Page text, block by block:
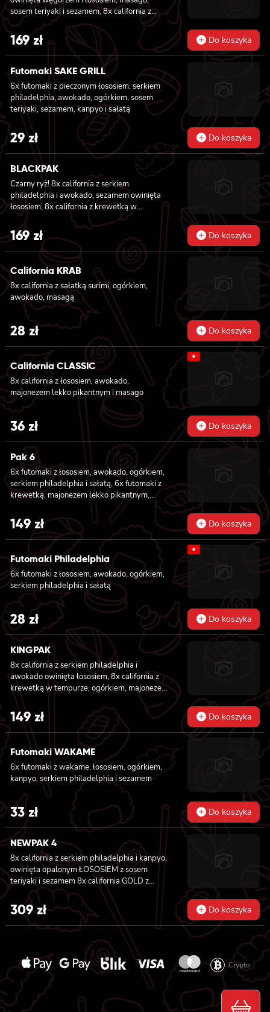
sosem teriyaki i sezamem, 8x california z
serkiem philadelphia i kanpyo, owinięta
opalonym łososiem, sosem teriyaki,
sezamem, 8x california z serkiem
philadelphia i awokado owinięta łososiem, 6x
futomaki z krewetką w tempurze, ogórkiem,
sałatą i majonezem lekko pikantnym, 6x
futomaki z łososiem, awokado, ogórkiem,
serkiem philadelphia i sałatą, sezamem, 6x
futomaki z pieczonym łososiem, serkiem
philadelphia, awokado, ogórkiem, kanpyo,
sałatą, sosem teriyaki i sezamem
169zł Do koszyka
Futomaki SAKE GRILL
6x futomaki z pieczonym łososiem, serkiem
philadelphia, awokado, ogórkiem, sosem
teriyaki, sezamem, kanpyo i sałatą
29zł Do koszyka
BLACKPAK
Czarny ryż! 8x california z serkiem
philadelphia i awokado, sezamem owinięta
łososiem, 8x california z krewetką w
tempurze, ogórkiem i majonezem lekko
pikantnym, masago i sezamem owinięta
łososiem, 12x futomaki z łososiem
pieczonym, serkiem philadelphia, sosem
teriyaki, sezamem, awokado, ogórkiem i
kanpyo 8x california z łososiem i awokado,
serkiem philadelphia, masago, sezam, 8x
hosomaki z łososiem
169 zł Do koszyka
California KRAB
8x california z sałatką surimi, ogórkiem,
awokado, masagą
28 zł Do koszyka
California CLASSIC
8x california z łososiem, awokado,
majonezem lekko pikantnym i masago
★
36 zł Do koszyka
Pak 6
6x futomaki z łososiem, awokado, ogórkiem,
serkiem philadelphia i sałatą, 6x futomaki z
krewetką, majonezem lekko pikantnym,
ogórkiem i sałatą, 6x futomaki z tatarem z
łososia lekko pikantnym, ogórkiem, awokado,
kanpyo, sałatą, masago, szczepiorek, sezam,
8x hosomaki z łososiem, 8x california z
krewetką w tempurze, majonezem lekko
pikantnym, ogórkiem, sezamem i masago, 8x
california z łososiem, ogórkiem, serkiem
philadelphia, awokado i masago
149 zł Do koszyka
Futomaki Philadelphia
6x futomaki z łososiem, awokado, ogórkiem,
serkiem philadelphia i sałatą
★
28zł Do koszyka
KINGPAK
8x california z serkiem philadelphia i
awokado owinięta łososiem, 8x california z
krewetką w tempurze, ogórkiem, majonezem
lekko pikantnym, sezam i masago owinięta
łososiem, 8x california z łososiem, serkiem
philadelphia, ogórkiem, majonezem lekko
pikantnym i sezamem owinięta krewetką, 8x
california z krewetką w tempurze, ogórkiem,
majonezem lekko pikantnym, sosem teriyaki i
sezamem owinięta węgorzem i awokado
149 zł Do koszyka
Futomaki WAKAME
6x futomaki z wakame, łososiem, ogórkiem,
kanpyo, serkiem philadelphia i sezamem
33zł Do koszyka
NEWPAK 4
8x california z serkiem philadelphia i kanpyo,
owinięta opalonym ŁOSOSIEM z sosem
teriyaki i sezamem 8x california GOLD z
krewetką w tempurze, ogórkiem i
majonezem lekko pikantnym, sosem teriyaki i
sezamem owinięta WĘGORZEM 8x california
GOLD z krewetką w tempurze, ogórkiem i
majonezem lekko pikantnym owinięta
TUŃCZYKIEM 8x california GOLD z krewetką
w tempurze, ogórkiem i majonezem lekko
pikantnym, sezamem owinięta KREWETKĄ
8x california GOLD z krewetką w tempurze,
ogórkiem i majonezem lekko pikantnym,
masago owinięta ŁOSOSIEM 8x california
309zł Do koszyka
Crypto